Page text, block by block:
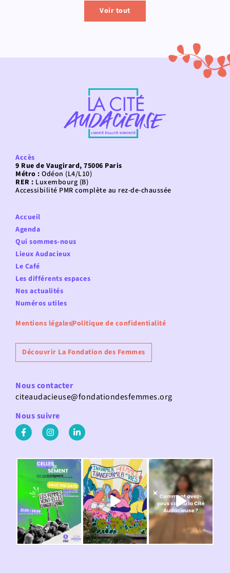
Voir tout
Accès
9 Rue de Vaugirard, 75006 Paris
Métro : Odéon (L4/L10)
RER : Luxembourg (B)
Accessibilité PMR complète au rez-de-chaussée
Accueil
Agenda
Qui sommes-nous
Lieux Audacieux
Le Café
Les différents espaces
Nos actualités
Numéros utiles
Mentions légalesPolitique de confidentialité
Découvrir La Fondation des Femmes
Nous contacter
citeaudacieuse@fondationdesfemmes.org
Nous suivre